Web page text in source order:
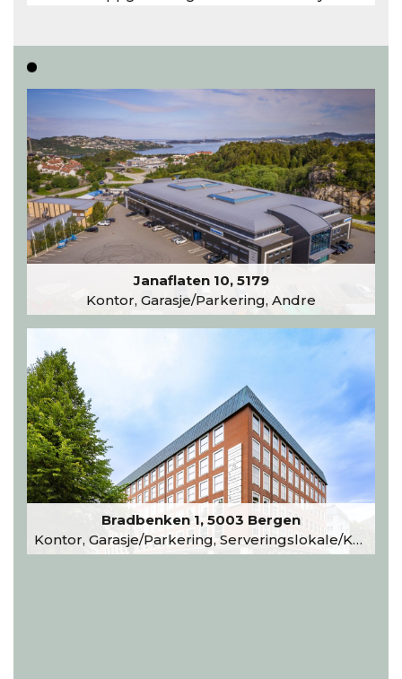
Les hele artikkelen
Janaflaten 10, 5179
Kontor, Garasje/Parkering, Andre
Bradbenken 1, 5003 Bergen
Kontor, Garasje/Parkering, Serveringslokale/Kantine, Undervisning/Arrangement